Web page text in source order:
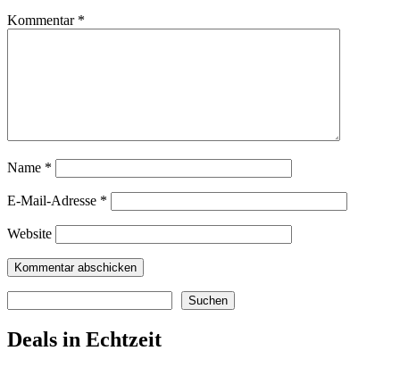
Kommentar *
Name *
E-Mail-Adresse *
Website
Suchen
Deals in Echtzeit